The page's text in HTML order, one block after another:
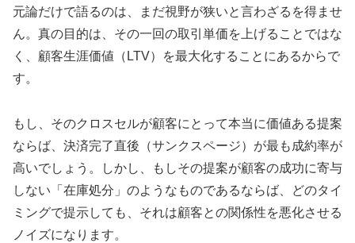
元論だけで語るのは、まだ視野が狭いと言わざるを得ませ
ん。真の目的は、その一回の取引単価を上げることではな
く、顧客生涯価値（LTV）を最大化することにあるからで
す。
もし、そのクロスセルが顧客にとって本当に価値ある提案
ならば、決済完了直後（サンクスページ）が最も成約率が
高いでしょう。しかし、もしその提案が顧客の成功に寄与
しない「在庫処分」のようなものであるならば、どのタイ
ミングで提示しても、それは顧客との関係性を悪化させる
ノイズになります。